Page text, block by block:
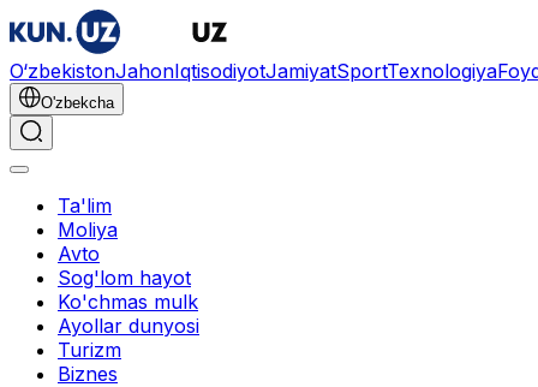
O‘zbekistonJahonIqtisodiyotJamiyatSportTexnologiya
O'zbekcha
Ta'lim
Moliya
Avto
Sog'lom hayot
Ko'chmas mulk
Ayollar dunyosi
Turizm
Biznes